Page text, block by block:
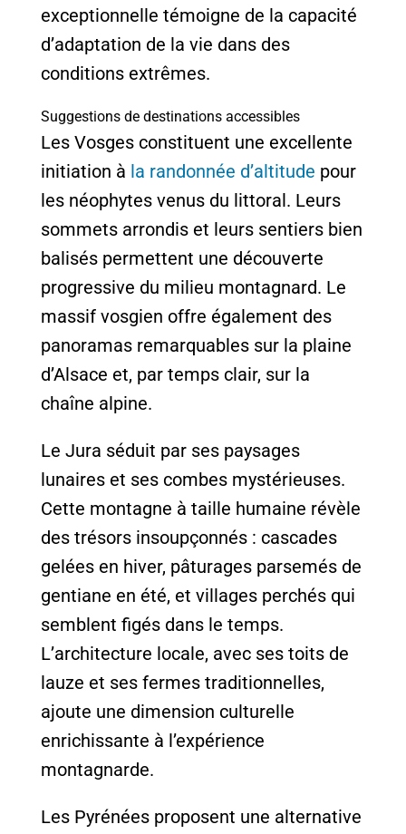
exceptionnelle témoigne de la capacité
d’adaptation de la vie dans des
conditions extrêmes.
Suggestions de destinations accessibles
Les Vosges constituent une excellente
initiation à la randonnée d’altitude pour
les néophytes venus du littoral. Leurs
sommets arrondis et leurs sentiers bien
balisés permettent une découverte
progressive du milieu montagnard. Le
massif vosgien offre également des
panoramas remarquables sur la plaine
d’Alsace et, par temps clair, sur la
chaîne alpine.
Le Jura séduit par ses paysages
lunaires et ses combes mystérieuses.
Cette montagne à taille humaine révèle
des trésors insoupçonnés : cascades
gelées en hiver, pâturages parsemés de
gentiane en été, et villages perchés qui
semblent figés dans le temps.
L’architecture locale, avec ses toits de
lauze et ses fermes traditionnelles,
ajoute une dimension culturelle
enrichissante à l’expérience
montagnarde.
Les Pyrénées proposent une alternative